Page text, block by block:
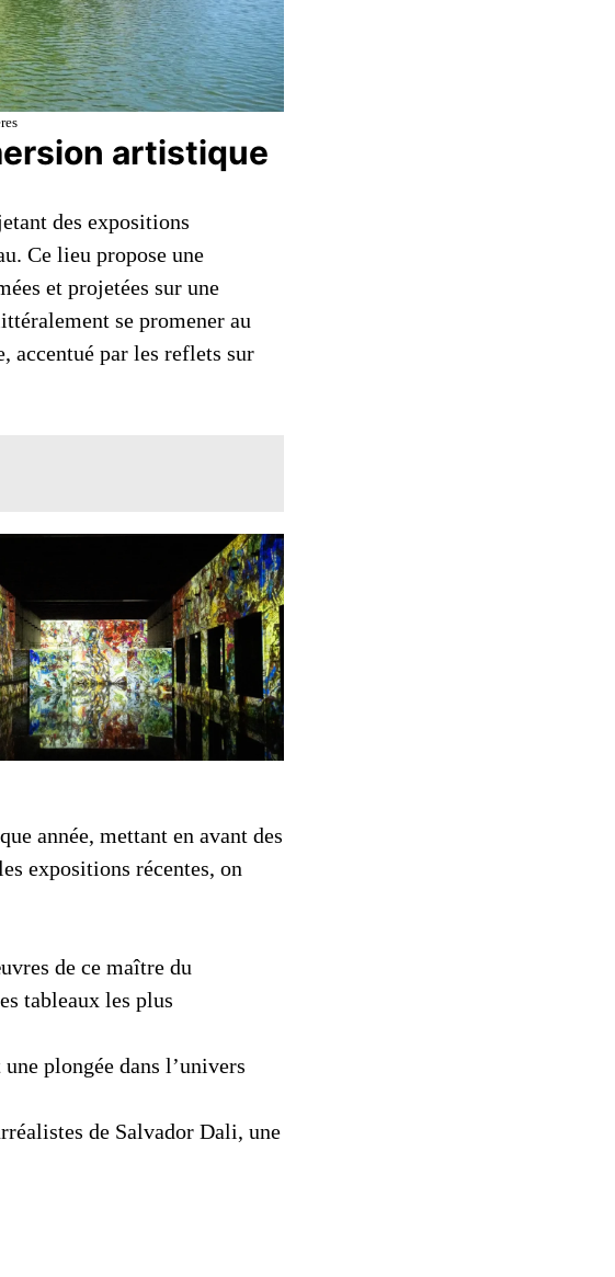
artistique
des expositions
Ce lieu propose une
et projetées sur une
se promener au
accentué par les reflets sur
année, mettant en avant des
expositions récentes, on
de ce maître du
tableaux les plus
plongée dans l’univers
de Salvador Dali, une